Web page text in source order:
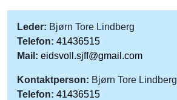
Leder: Bjørn Tore Lindberg
Telefon: 41436515
Mail: eidsvoll.sjff@gmail.com
Kontaktperson: Bjørn Tore Lindberg
Telefon: 41436515